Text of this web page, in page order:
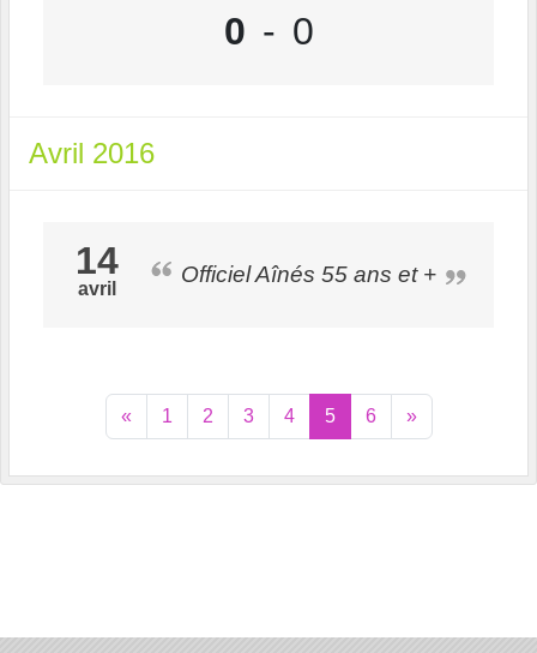
0 - 0
Avril 2016
14
avril
Officiel Aînés 55 ans et +
« 1 2 3 4 5 6 »